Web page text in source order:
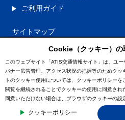
ご利用ガイド
サイトマップ
プライバシーポリシー
利用規約
特定商取引法に基づく表記
情報の外部通信について
© ATIS Co.,Ltd. All
Cookie（クッキー）の
このウェブサイト「ATIS交通情報サイト」は、ユ
バナー広告管理、アクセス状況の把握等のためクッ
トのクッキー使用については、クッキーポリシーを
閲覧を継続されることでクッキーの使用に同意され
同意いただけない場合は、ブラウザのクッキーの設
クッキーポリシー